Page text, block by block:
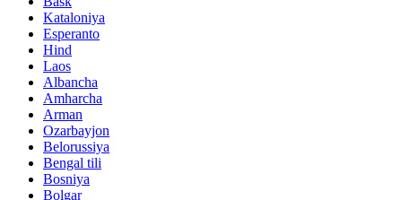
Kataloniya
Esperanto
Hind
Laos
Albancha
Amharcha
Arman
Ozarbayjon
Belorussiya
Bengal tili
Bosniya
Bolgar